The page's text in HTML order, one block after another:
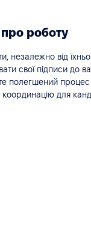
роботу
незалежно від
свої підписи до
полегшений процес
для